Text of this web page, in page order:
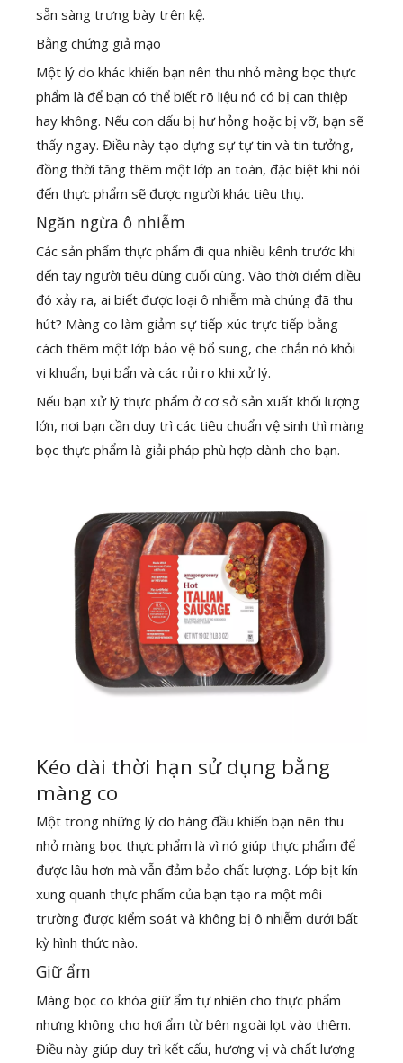
sẵn sàng trưng bày trên kệ.
Bằng chứng giả mạo
Một lý do khác khiến bạn nên thu nhỏ màng bọc thực
phẩm là để bạn có thể biết rõ liệu nó có bị can thiệp
hay không. Nếu con dấu bị hư hỏng hoặc bị vỡ, bạn sẽ
thấy ngay. Điều này tạo dựng sự tự tin và tin tưởng,
đồng thời tăng thêm một lớp an toàn, đặc biệt khi nói
đến thực phẩm sẽ được người khác tiêu thụ.
Ngăn ngừa ô nhiễm
Các sản phẩm thực phẩm đi qua nhiều kênh trước khi
đến tay người tiêu dùng cuối cùng. Vào thời điểm điều
đó xảy ra, ai biết được loại ô nhiễm mà chúng đã thu
hút? Màng co làm giảm sự tiếp xúc trực tiếp bằng
cách thêm một lớp bảo vệ bổ sung, che chắn nó khỏi
vi khuẩn, bụi bẩn và các rủi ro khi xử lý.
Nếu bạn xử lý thực phẩm ở cơ sở sản xuất khối lượng
lớn, nơi bạn cần duy trì các tiêu chuẩn vệ sinh thì màng
bọc thực phẩm là giải pháp phù hợp dành cho bạn.
Kéo dài thời hạn sử dụng bằng
màng co
Một trong những lý do hàng đầu khiến bạn nên thu
nhỏ màng bọc thực phẩm là vì nó giúp thực phẩm để
được lâu hơn mà vẫn đảm bảo chất lượng. Lớp bịt kín
xung quanh thực phẩm của bạn tạo ra một môi
trường được kiểm soát và không bị ô nhiễm dưới bất
kỳ hình thức nào.
Giữ ẩm
Màng bọc co khóa giữ ẩm tự nhiên cho thực phẩm
nhưng không cho hơi ẩm từ bên ngoài lọt vào thêm.
Điều này giúp duy trì kết cấu, hương vị và chất lượng